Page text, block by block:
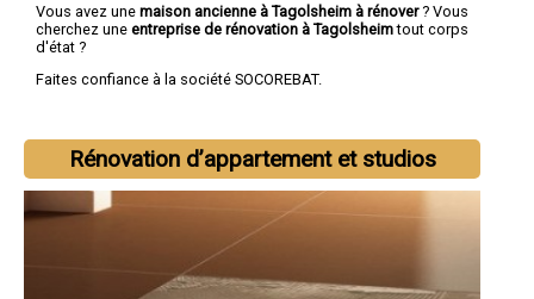
Vous avez une maison ancienne à Tagolsheim à rénover? Vous
cherchez une entreprise de rénovation à Tagolsheimtout corps
d'état ?
Faites confiance à la société SOCOREBAT.
Rénovation d’appartement et studios